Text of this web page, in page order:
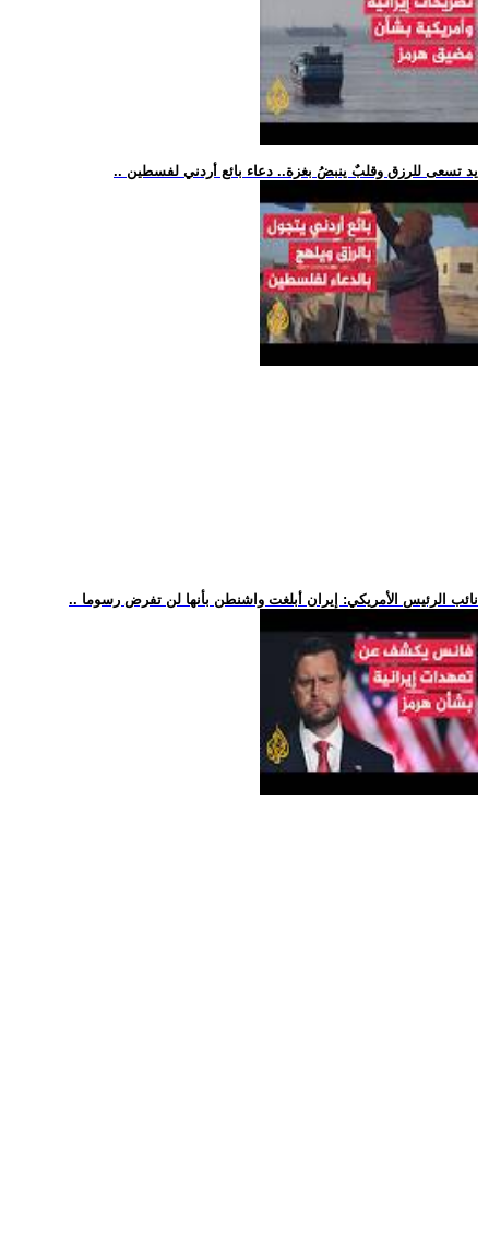
.. يد تسعى للرزق وقلبٌ ينبضُ بغزة.. دعاء بائع أردني لفسطين
.. نائب الرئيس الأمريكي: إيران أبلغت واشنطن بأنها لن تفرض رسوما